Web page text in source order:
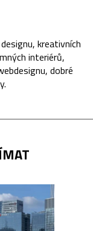
kreativních
interiérů,
dobré